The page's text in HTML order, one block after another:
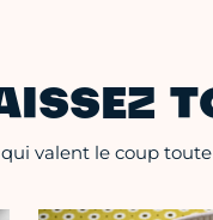
valent le coup